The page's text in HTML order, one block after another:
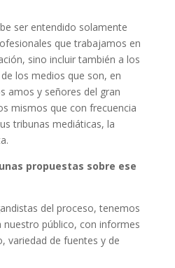
ser entendido solamente
que trabajamos en
sino incluir también a los
los medios que son, en
amos y señores del gran
mismos que con frecuencia
tribunas mediáticas, la
propuestas sobre ese
del proceso, tenemos
nuestro público, con informes
variedad de fuentes y de